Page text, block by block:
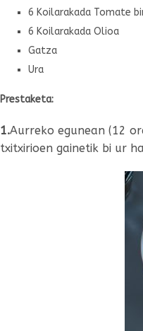
6 Koilarakada Tomate
6 Koilarakada Olioa
Gatza
Ura
Prestaketa:
1.Aurreko egunean (12
txitxirioen gainetik bi ur